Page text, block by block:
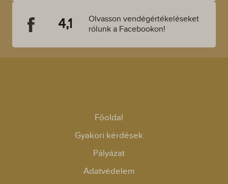
4,1
Olvasson vendégértékeléseket
rólunk a Facebookon!
Főoldal
Gyakori kérdések
Pályázat
Adatvédelem